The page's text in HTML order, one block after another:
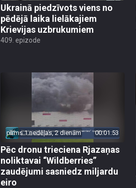
Ukrainā piedzīvots viens no
pēdējā laika lielākajiem
Krievijas uzbrukumiem
409. epizode
pirms 1 nedēļas, 2 dienām 00:01:53
Pēc dronu trieciena Rjazaņas
noliktavai “Wildberries”
zaudējumi sasniedz miljardu
eiro